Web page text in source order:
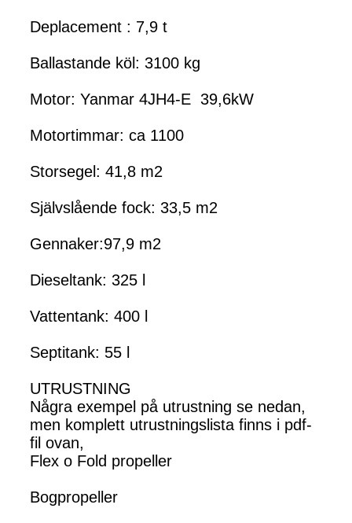
Deplacement : 7,9 t
Ballastande köl: 3100 kg
Motor: Yanmar 4JH4-E 39,6kW
Motortimmar: ca 1100
Storsegel: 41,8 m2
Självslående fock: 33,5 m2
Gennaker:97,9 m2
Dieseltank: 325 l
Vattentank: 400 l
Septitank: 55 l
UTRUSTNING
Några exempel på utrustning se nedan,
men komplett utrustningslista finns i pdf-
fil ovan,
Flex o Fold propeller
Bogpropeller